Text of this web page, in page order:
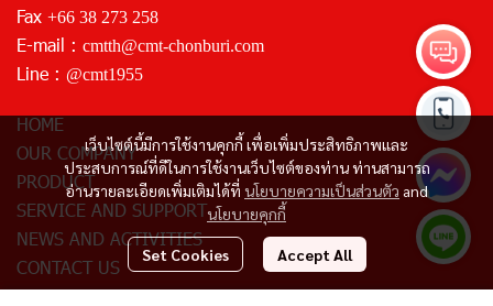
เว็บไซต์นี้มีการใช้งานคุกกี้ เพื่อเพิ่มประสิทธิภาพและ
ประสบการณ์ที่ดีในการใช้งานเว็บไซต์ของท่าน ท่านสามารถ
อ่านรายละเอียดเพิ่มเติมได้ที่ นโยบายความเป็นส่วนตัว and
นโยบายคุกกี้
Set Cookies Accept All
Fax +66 38 273 258
E-mail : cmtth@cmt-chonburi.com
Line : @cmt1955
HOME
OUR COMPANY
PRODUCT
SERVICE AND SUPPORT
NEWS AND ACTIVITIES
CONTACT US